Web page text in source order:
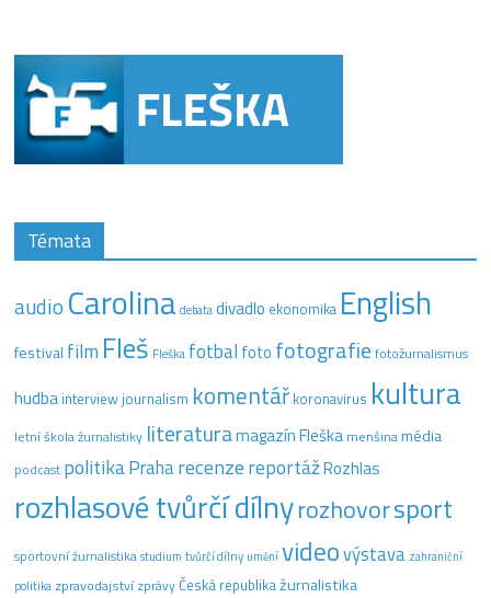
Témata
audio Carolina debata divadlo ekonomika English
festival film Fleš Fleška fotbal foto fotografie fotožurnalismus
hudba interview journalism komentář koronavirus kultura
letní škola žurnalistiky literaturamagazín Fleška menšinamédia
podcast politikaPraharecenzereportážRozhlas
rozhlasové tvůrčí dílnyrozhovorsport
sportovní žurnalistika studium tvůrčí dílny uměnívideovýstava zahraniční
politika zpravodajstvízprávyČeská republikažurnalistika